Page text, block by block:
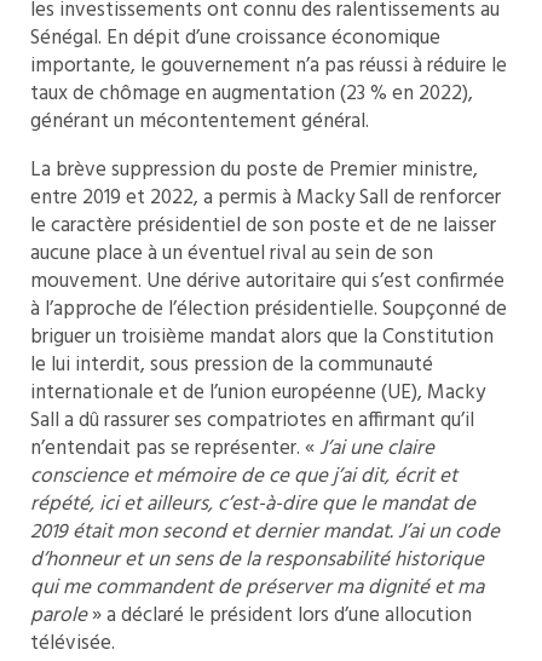
les investissements ont connu des ralentissements au
Sénégal. En dépit d’une croissance économique
importante, le gouvernement n’a pas réussi à réduire le
taux de chômage en augmentation (23 % en 2022),
générant un mécontentement général.
La brève suppression du poste de Premier ministre,
entre 2019 et 2022, a permis à Macky Sall de renforcer
le caractère présidentiel de son poste et de ne laisser
aucune place à un éventuel rival au sein de son
mouvement. Une dérive autoritaire qui s’est confirmée
à l’approche de l’élection présidentielle. Soupçonné de
briguer un troisième mandat alors que la Constitution
le lui interdit, sous pression de la communauté
internationale et de l’union européenne (UE), Macky
Sall a dû rassurer ses compatriotes en affirmant qu’il
n’entendait pas se représenter. «J’ai une claire
conscience et mémoire de ce que j’ai dit, écrit et
répété, ici et ailleurs, c’est-à-dire que le mandat de
2019 était mon second et dernier mandat. J’ai un code
d’honneur et un sens de la responsabilité historique
qui me commandent de préserver ma dignité et ma
parole» a déclaré le président lors d’une allocution
télévisée.